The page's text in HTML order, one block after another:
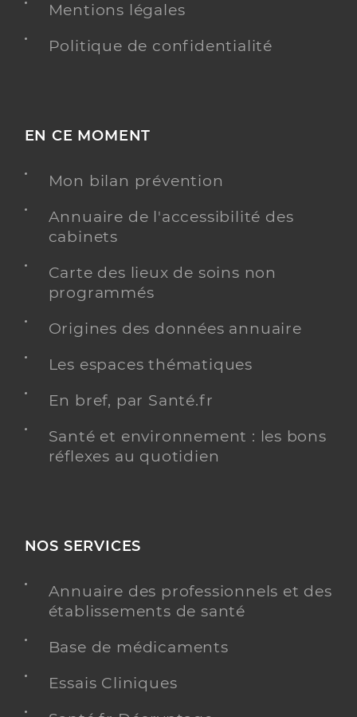
Mentions légales
Politique de confidentialité
EN CE MOMENT
Mon bilan prévention
Annuaire de l'accessibilité des
cabinets
Carte des lieux de soins non
programmés
Origines des données annuaire
Les espaces thématiques
En bref, par Santé.fr
Santé et environnement : les bons
réflexes au quotidien
NOS SERVICES
Annuaire des professionnels et des
établissements de santé
Base de médicaments
Essais Cliniques